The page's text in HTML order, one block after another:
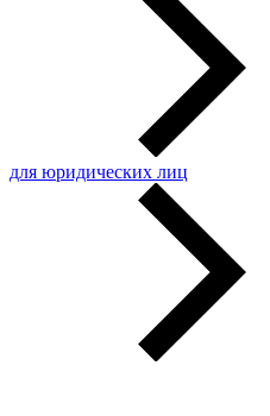
для юридических лиц